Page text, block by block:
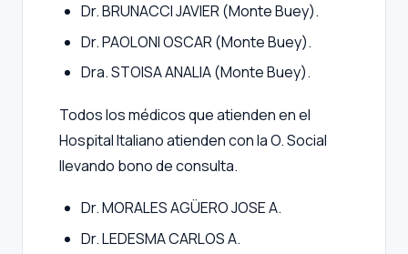
Dr. BRUNACCI JAVIER (Monte Buey).
Dr. PAOLONI OSCAR (Monte Buey).
Dra. STOISA ANALIA (Monte Buey).
Todos los médicos que atienden en el
Hospital Italiano atienden con la O. Social
llevando bono de consulta.
Dr. MORALES AGÜERO JOSE A.
Dr. LEDESMA CARLOS A.